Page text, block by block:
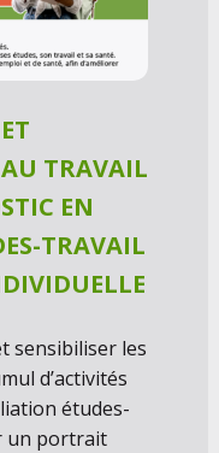
TRAVAIL
EN
TRAVAIL
sensibiliser les
d’activités
études-
un portrait